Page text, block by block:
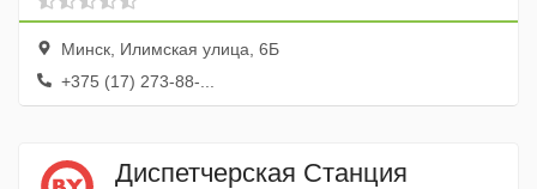
Минск, Илимская улица, 6Б
+375 (17) 273-88-...
Диспетчерская Станция